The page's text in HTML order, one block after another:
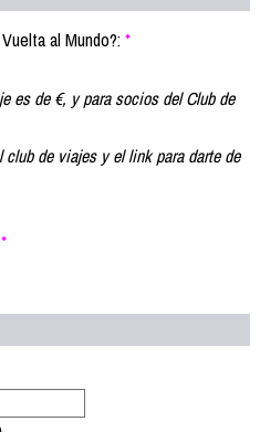
al Mundo?:*
es de €, y para socios del Club de
de viajes y el link para darte de
*